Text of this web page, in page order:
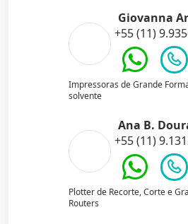
Giovanna
+55 (11)
Impressoras de Grande
solvente
Ana B.
+55 (11)
Plotter de Recorte, Corte e
Routers